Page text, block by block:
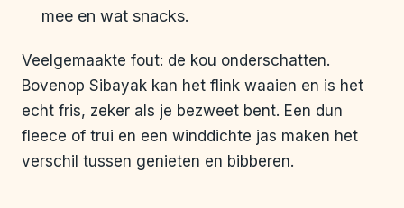
mee en wat snacks.
Veelgemaakte fout: de kou onderschatten.
Bovenop Sibayak kan het flink waaien en is het
echt fris, zeker als je bezweet bent. Een dun
fleece of trui en een winddichte jas maken het
verschil tussen genieten en bibberen.